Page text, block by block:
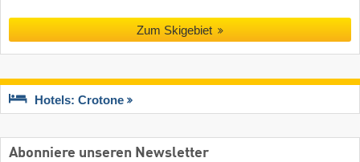
Zum Skigebiet
Hotels: Crotone
Abonniere unseren Newsletter